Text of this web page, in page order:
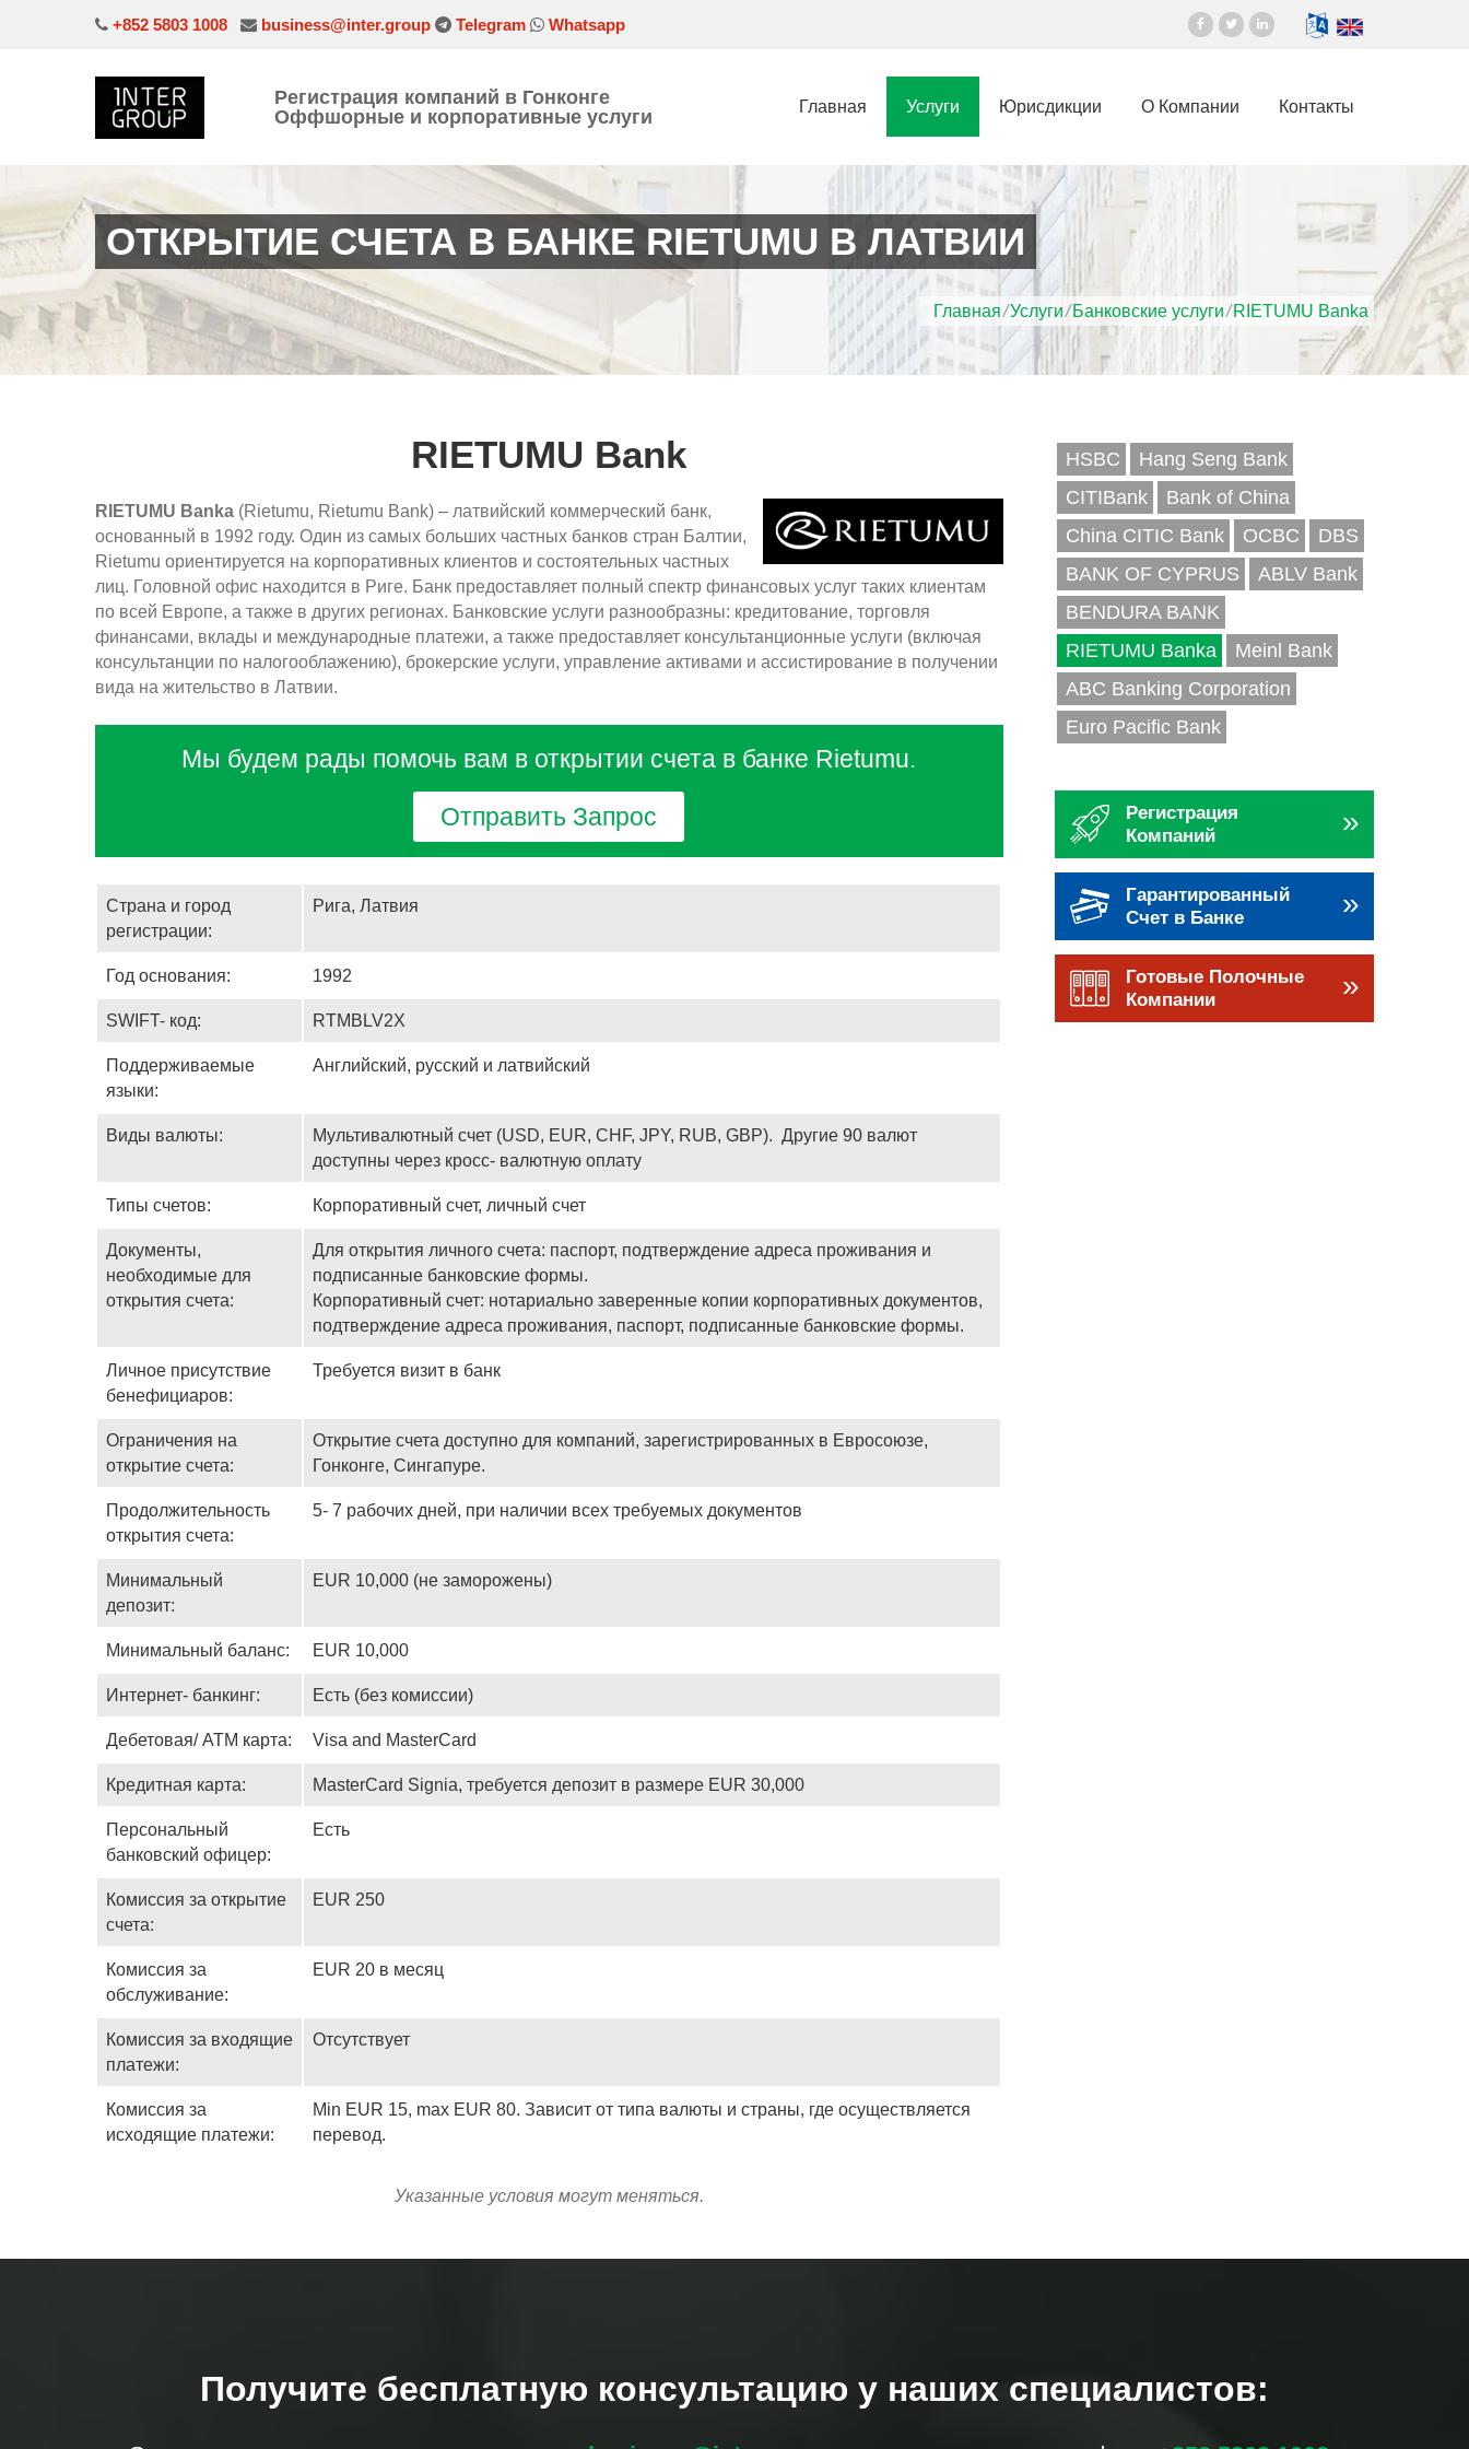
+852 5803 1008 business@inter.group Telegram Whatsapp
Регистрация компаний в Гонконге
Оффшорные и корпоративные услуги
Главная Услуги Юрисдикции О Компании Контакты
ОТКРЫТИЕ СЧЕТА В БАНКЕ RIETUMU В ЛАТВИИ
Главная/Услуги/ Банковские услуги/ RIETUMU Banka
RIETUMU Bank
RIETUMU Banka (Rietumu, Rietumu Bank) – латвийский коммерческий банк,
основанный в 1992 году. Один из самых больших частных банков стран Балтии,
Rietumu ориентируется на корпоративных клиентов и состоятельных частных
лиц. Головной офис находится в Риге. Банк предоставляет полный спектр финансовых услуг таких клиентам
по всей Европе, а также в других регионах. Банковские услуги разнообразны: кредитование, торговля
финансами, вклады и международные платежи, а также предоставляет консультанционные услуги (включая
консультанции по налогооблажению), брокерские услуги, управление активами и ассистирование в получении
вида на жительство в Латвии.
Мы будем рады помочь вам в открытии счета в банке Rietumu.
Отправить Запрос
Страна и город
регистрации:
Рига, Латвия
Год основания: 1992
SWIFT- код: RTMBLV2X
Поддерживаемые
языки:
Английский, русский и латвийский
Виды валюты:
Мультивалютный счет (USD, EUR, CHF, JPY, RUB, GBP). Другие 90 валют
доступны через кросс- валютную оплату
Типы счетов: Корпоративный счет, личный счет
Документы,
необходимые для
открытия счета:
Для открытия личного счета: паспорт, подтверждение адреса проживания и
подписанные банковские формы.
Корпоративный счет: нотариально заверенные копии корпоративных документов,
подтверждение адреса проживания, паспорт, подписанные банковские формы.
Личное присутствие
бенефициаров:
Требуется визит в банк
Ограничения на
открытие счета:
Открытие счета доступно для компаний, зарегистрированных в Евросоюзе,
Гонконге, Сингапуре.
Продолжительность
открытия счета:
5- 7 рабочих дней, при наличии всех требуемых документов
Минимальный
депозит:
EUR 10,000 (не заморожены)
Минимальный баланс: EUR 10,000
Интернет- банкинг: Есть (без комиссии)
Дебетовая/ ATM карта: Visa and MasterCard
Кредитная карта: MasterCard Signia, требуется депозит в размере EUR 30,000
Персональный
банковский офицер:
Есть
Комиссия за открытие
счета:
EUR 250
Комиссия за
обслуживание:
EUR 20 в месяц
Комиссия за входящие
платежи:
Отсутствует
Комиссия за
исходящие платежи:
Min EUR 15, max EUR 80. Зависит от типа валюты и страны, где осуществляется
перевод.
Указанные условия могут меняться.
HSBC
Hang Seng Bank
CITIBank
Bank of China
China CITIC Bank
OCBC
DBS
BANK OF CYPRUS
ABLV Bank
BENDURA BANK
RIETUMU Banka
Meinl Bank
ABC Banking Corporation
Euro Pacific Bank
»
Регистрация
Компаний
»
Гарантированный
Счет в Банке
»
Готовые Полочные
Компании
Получите бесплатную консультацию у наших специалистов: